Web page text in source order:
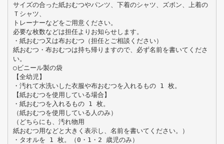
サイズの合った紙おむつやパンツ、下着のシャツ、ズボン、上着の
Ｔシャツ、
トレーナーなどをご用意ください。
必要な枚数などは担任よりお知らせします。
・紙おむつ又は布おむつ（担任とご相談ください）
紙おむつ・布おむつは持ち帰りますので、必ず名前を書いてくださ
い。
○ビニール製の袋
【全幼児】
・汚れて水洗いした衣服や布おむつを入れるもの 1 枚。
【紙おむつを使用している場合】
・紙おむつを入れるもの 1 枚。
（紙おむつを使用している人のみ）
（どちらにも、汚れ物用
紙おむつ用などと大きく表示し、名前を書いてください。）
・タオルを 1 枚。（0・1・2 歳児のみ）